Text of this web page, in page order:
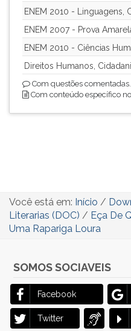
ENEM 2010 - Linguagens,
ENEM 2007 - Prova
ENEM 2010 - Ciências
Direitos Humanos,
Com questões comentadas.
Com conteúdo específico
Você está em: Início /
Literarias (DOC) / Eça De
Uma Rapariga Loura
SOMOS SOCIAVEIS
Facebook
Twitter